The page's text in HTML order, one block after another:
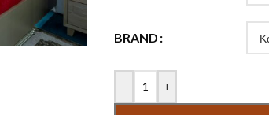
BRAND
- +